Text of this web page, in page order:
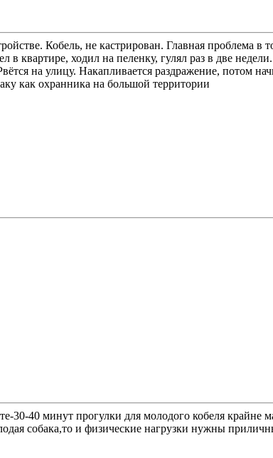
Кобель, не кастрирован. Главная проблема в
в квартире, ходил на пеленку, гулял раз в две
на улицу. Накапливается раздражение, потом
как охранника на большой территории
30-40 минут прогулки для молодого кобеля крайне
собака,то и физические нагрузки нужны